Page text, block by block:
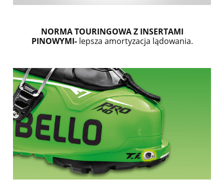
NORMA TOURINGOWA Z INSERTAMI
PINOWYMI- lepsza amortyzacja lądowania.